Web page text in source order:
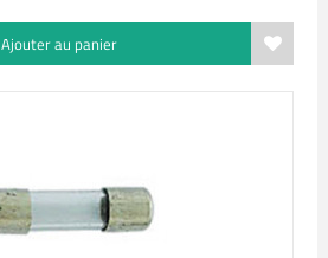
Ajouter au panier